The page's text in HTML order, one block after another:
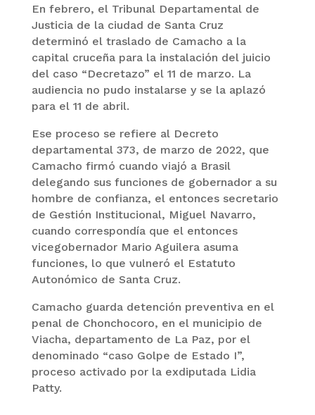
En febrero, el Tribunal Departamental de
Justicia de la ciudad de Santa Cruz
determinó el traslado de Camacho a la
capital cruceña para la instalación del juicio
del caso “Decretazo” el 11 de marzo. La
audiencia no pudo instalarse y se la aplazó
para el 11 de abril.
Ese proceso se refiere al Decreto
departamental 373, de marzo de 2022, que
Camacho firmó cuando viajó a Brasil
delegando sus funciones de gobernador a su
hombre de confianza, el entonces secretario
de Gestión Institucional, Miguel Navarro,
cuando correspondía que el entonces
vicegobernador Mario Aguilera asuma
funciones, lo que vulneró el Estatuto
Autonómico de Santa Cruz.
Camacho guarda detención preventiva en el
penal de Chonchocoro, en el municipio de
Viacha, departamento de La Paz, por el
denominado “caso Golpe de Estado I”,
proceso activado por la exdiputada Lidia
Patty.